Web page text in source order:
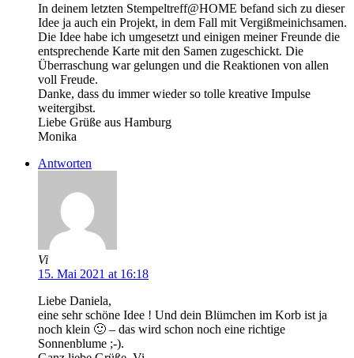
In deinem letzten Stempeltreff@HOME befand sich zu dieser
Idee ja auch ein Projekt, in dem Fall mit Vergißmeinichsamen.
Die Idee habe ich umgesetzt und einigen meiner Freunde die
entsprechende Karte mit den Samen zugeschickt. Die
Überraschung war gelungen und die Reaktionen von allen
voll Freude.
Danke, dass du immer wieder so tolle kreative Impulse
weitergibst.
Liebe Grüße aus Hamburg
Monika
Antworten
Vi
15. Mai 2021 at 16:18
Liebe Daniela,
eine sehr schöne Idee ! Und dein Blümchen im Korb ist ja
noch klein 🙂 – das wird schon noch eine richtige
Sonnenblume ;-).